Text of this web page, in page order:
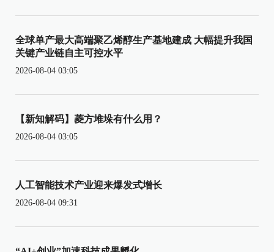
全球单产最大高端聚乙烯醇生产基地建成 大幅提升我国
关键产业链自主可控水平
2026-08-04 03:05
【新知解码】菱方堆垛有什么用？
2026-08-04 03:05
人工智能技术产业迎来爆发式增长
2026-08-04 09:31